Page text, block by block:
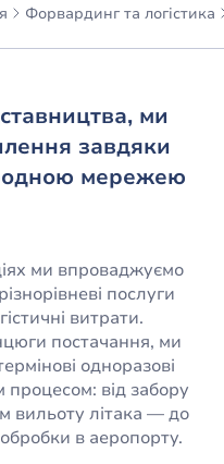
Форвардинг та логістика
ми
завдяки
мережею
ми впроваджуємо
послуги
витрати.
постачання, ми
одноразові
від забору
вильоту літака — до
в аеропорту.